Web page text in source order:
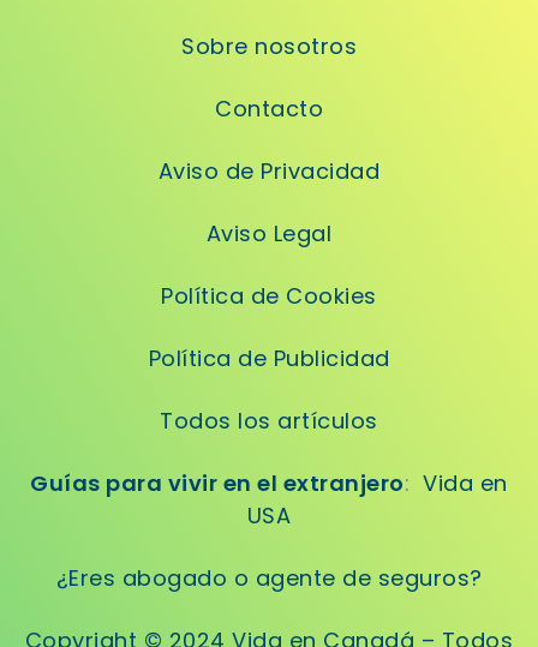
Sobre nosotros
Contacto
Aviso de Privacidad
Aviso Legal
Política de Cookies
Política de Publicidad
Todos los artículos
Guías para vivir en el extranjero:Vida en
USA
¿Eres abogado o agente de seguros?
Copyright © 2024 Vida en Canadá – Todos